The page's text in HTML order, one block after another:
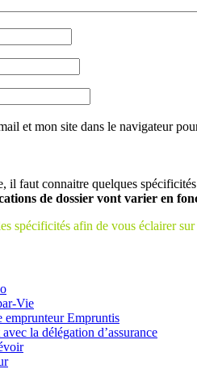
et mon site dans le navigateur
il faut connaitre quelques
de dossier vont varier en
spécificités afin de vous éclairer
Vie
emprunteur Empruntis
la délégation d’assurance